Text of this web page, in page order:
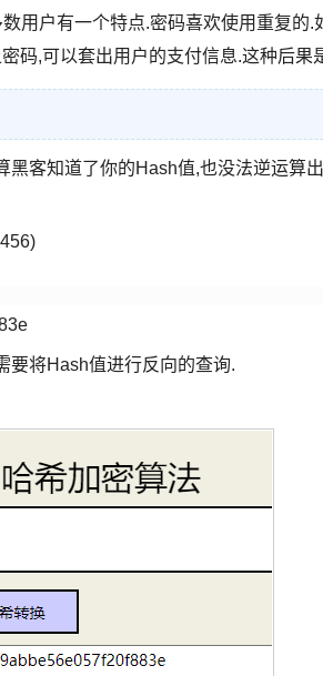
用户有一个特点.密码喜欢使用重复的.
码,可以套出用户的支付信息.这种后果
黑客知道了你的Hash值,也没法逆运算
要将Hash值进行反向的查询.